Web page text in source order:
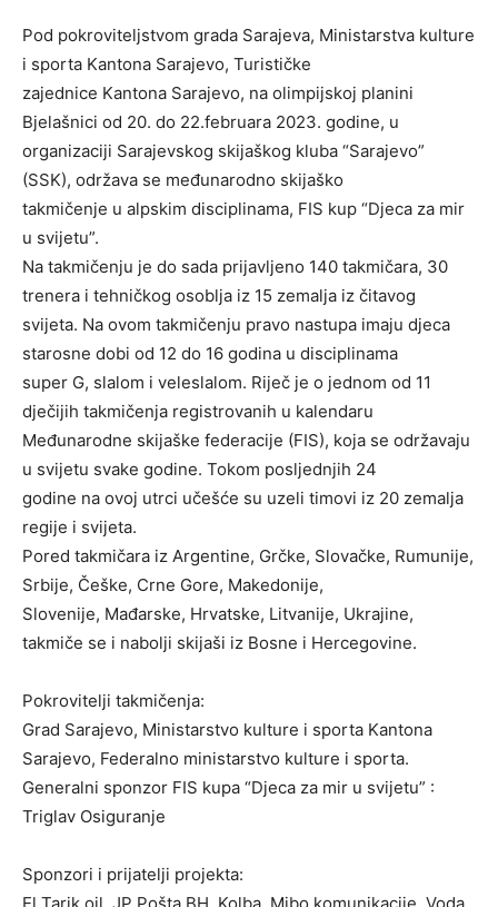
Pod pokroviteljstvom grada Sarajeva, Ministarstva kulture
i sporta Kantona Sarajevo, Turističke
zajednice Kantona Sarajevo, na olimpijskoj planini
Bjelašnici od 20. do 22.februara 2023. godine, u
organizaciji Sarajevskog skijaškog kluba “Sarajevo”
(SSK), održava se međunarodno skijaško
takmičenje u alpskim disciplinama, FIS kup “Djeca za mir
u svijetu”.
Na takmičenju je do sada prijavljeno 140 takmičara, 30
trenera i tehničkog osoblja iz 15 zemalja iz čitavog
svijeta. Na ovom takmičenju pravo nastupa imaju djeca
starosne dobi od 12 do 16 godina u disciplinama
super G, slalom i veleslalom. Riječ je o jednom od 11
dječijih takmičenja registrovanih u kalendaru
Međunarodne skijaške federacije (FIS), koja se održavaju
u svijetu svake godine. Tokom posljednjih 24
godine na ovoj utrci učešće su uzeli timovi iz 20 zemalja
regije i svijeta.
Pored takmičara iz Argentine, Grčke, Slovačke, Rumunije,
Srbije, Češke, Crne Gore, Makedonije,
Slovenije, Mađarske, Hrvatske, Litvanije, Ukrajine,
takmiče se i nabolji skijaši iz Bosne i Hercegovine.
Pokrovitelji takmičenja:
Grad Sarajevo, Ministarstvo kulture i sporta Kantona
Sarajevo, Federalno ministarstvo kulture i sporta.
Generalni sponzor FIS kupa “Djeca za mir u svijetu” :
Triglav Osiguranje
Sponzori i prijatelji projekta: